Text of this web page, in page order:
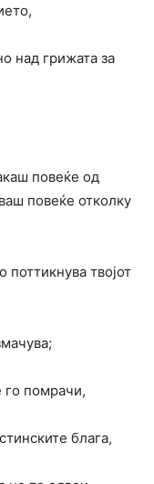
над грижата за
повеќе од
повеќе отколку
поттикнува твојот
го помрачи,
блага,